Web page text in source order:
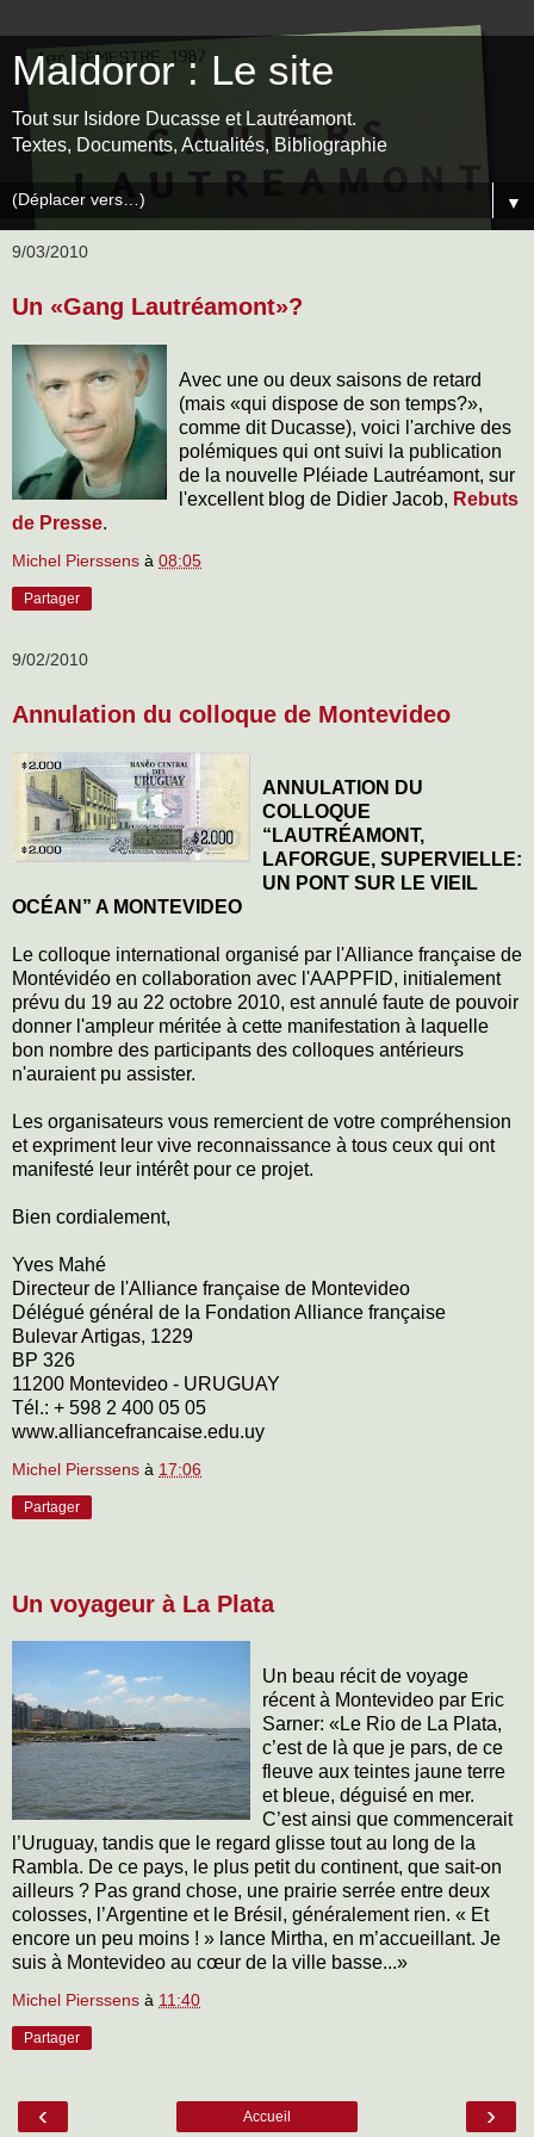
Maldoror : Le site
Tout sur Isidore Ducasse et Lautréamont.
Textes, Documents, Actualités, Bibliographie
▼
9/03/2010
Un «Gang Lautréamont»?
Avec une ou deux saisons de retard
(mais «qui dispose de son temps?»,
comme dit Ducasse), voici l'archive des
polémiques qui ont suivi la publication
de la nouvelle Pléiade Lautréamont, sur
l'excellent blog de Didier Jacob, Rebuts
de Presse.
Michel Pierssens à 08:05
Partager
9/02/2010
Annulation du colloque de Montevideo
ANNULATION DU
COLLOQUE
“LAUTRÉAMONT,
LAFORGUE, SUPERVIELLE:
UN PONT SUR LE VIEIL
OCÉAN” A MONTEVIDEO
Le colloque international organisé par l'Alliance française de
Montévidéo en collaboration avec l'AAPPFID, initialement
prévu du 19 au 22 octobre 2010, est annulé faute de pouvoir
donner l'ampleur méritée à cette manifestation à laquelle
bon nombre des participants des colloques antérieurs
n'auraient pu assister.
Les organisateurs vous remercient de votre compréhension
et expriment leur vive reconnaissance à tous ceux qui ont
manifesté leur intérêt pour ce projet.
Bien cordialement,
Yves Mahé
Directeur de l'Alliance française de Montevideo
Délégué général de la Fondation Alliance française
Bulevar Artigas, 1229
BP 326
11200 Montevideo - URUGUAY
Tél.: + 598 2 400 05 05
www.alliancefrancaise.edu.uy
Michel Pierssens à 17:06
Partager
Un voyageur à La Plata
Un beau récit de voyage
récent à Montevideo par Eric
Sarner: «Le Rio de La Plata,
c’est de là que je pars, de ce
fleuve aux teintes jaune terre
et bleue, déguisé en mer.
C’est ainsi que commencerait
l’Uruguay, tandis que le regard glisse tout au long de la
Rambla. De ce pays, le plus petit du continent, que sait-on
ailleurs ? Pas grand chose, une prairie serrée entre deux
colosses, l’Argentine et le Brésil, généralement rien. « Et
encore un peu moins ! » lance Mirtha, en m’accueillant. Je
suis à Montevideo au cœur de la ville basse...»
Michel Pierssens à 11:40
Partager
‹ ›
Accueil